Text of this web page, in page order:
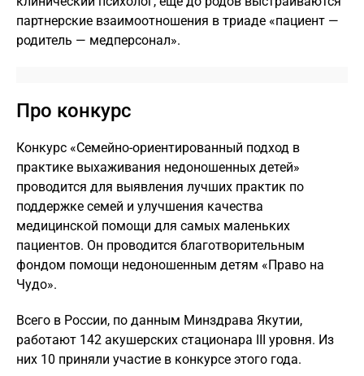
партнерские взаимоотношения в триаде «пациент —
родитель — медперсонал».
Про конкурс
Конкурс «Семейно-ориентированный подход в
практике выхаживания недоношенных детей»
проводится для выявления лучших практик по
поддержке семей и улучшения качества
медицинской помощи для самых маленьких
пациентов. Он проводится благотворительным
фондом помощи недоношенным детям «Право на
Чудо».
Всего в России, по данным Минздрава Якутии,
работают 142 акушерских стационара III уровня. Из
них 10 приняли участие в конкурсе этого года.